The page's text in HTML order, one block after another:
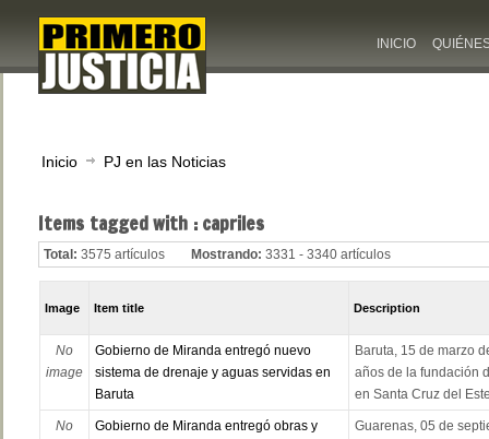
INICIO
Inicio PJ en las Noticias
Items tagged with : capriles
Total: 3575 artículos Mostrando: 3331 - 3340 artículos
Image Item title Description
No
image
Gobierno de Miranda entregó nuevo
sistema de drenaje y aguas servidas en
Baruta
Baruta, 15 de marzo
años de la fundación
en Santa Cruz del
No
Gobierno de Miranda entregó obras y
Guarenas, 05 de